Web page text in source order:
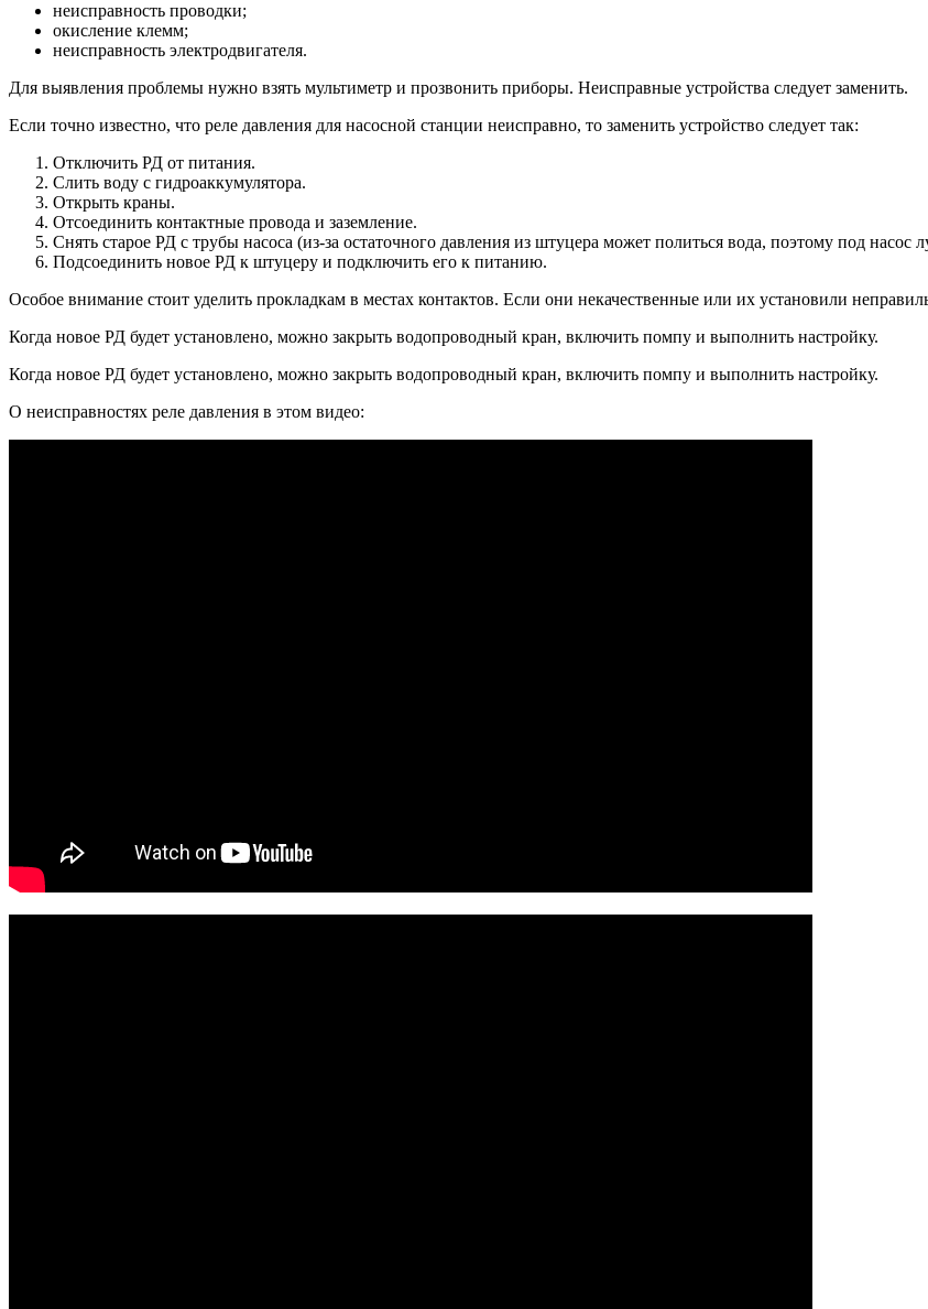
неисправность проводки;
окисление клемм;
неисправность электродвигателя.
Для выявления проблемы нужно взять мультиметр и прозвонить приборы. Неисправные устройства следует заменить.
Если точно известно, что реле давления для насосной станции неисправно, то заменить устройство следует так:
Отключить РД от питания.
Слить воду с гидроаккумулятора.
Открыть краны.
Отсоединить контактные провода и заземление.
Снять старое РД с трубы насоса (из-за остаточного давления из штуцера может политься вода, поэтому под насос
Подсоединить новое РД к штуцеру и подключить его к питанию.
Особое внимание стоит уделить прокладкам в местах контактов. Если они некачественные или их установили
Когда новое РД будет установлено, можно закрыть водопроводный кран, включить помпу и выполнить настройку.
Когда новое РД будет установлено, можно закрыть водопроводный кран, включить помпу и выполнить настройку.
О неисправностях реле давления в этом видео: